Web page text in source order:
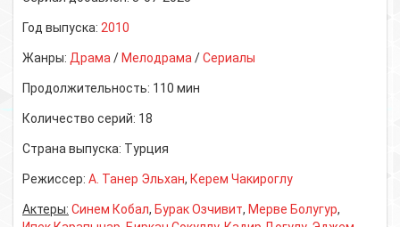
Год выпуска: 2010
Жанры: Драма / Мелодрама /Сериалы
Продолжительность: 110 мин
Количество серий: 18
Страна выпуска: Турция
Режиссер: А. Танер Эльхан, Керем Чакироглу
Актеры: Синем Кобал, Бурак Озчивит, Мерве Болугур,